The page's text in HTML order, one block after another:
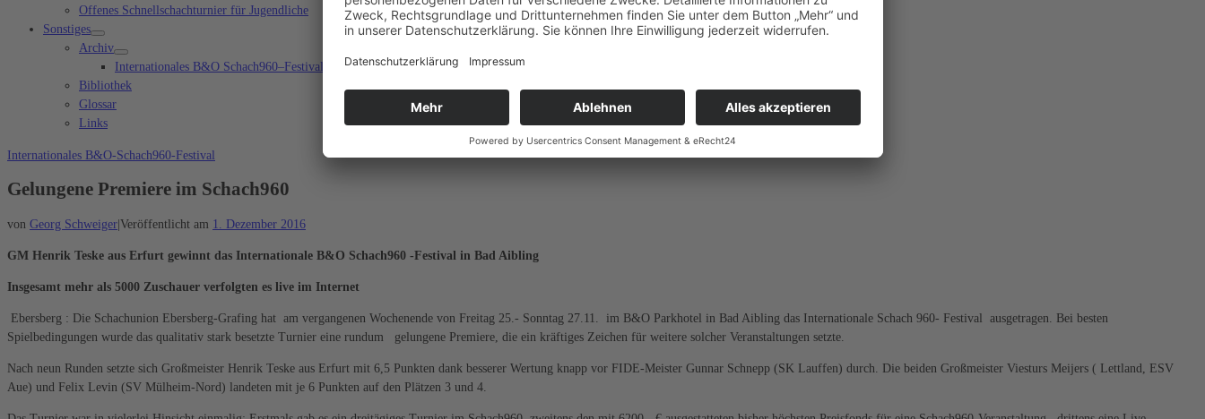
Offenes Schnellschachturnier für Jugendliche
Sonstiges
Archiv
Internationales B&O Schach960–Festival Bad Aibling
Bibliothek
Glossar
Links
Internationales B&O-Schach960-Festival
Gelungene Premiere im Schach960
von Georg Schweiger|Veröffentlicht am 1. Dezember 2016
GM Henrik Teske aus Erfurt gewinnt das Internationale B&O Schach960 -Festival in Bad Aibling
Insgesamt mehr als 5000 Zuschauer verfolgten es live im Internet
Ebersberg : Die Schachunion Ebersberg-Grafing hat am vergangenen Wochenende von Freitag 25.- Sonntag 27.11. im B&O Parkhotel in Bad Aibling das Internationale Schach 960- Festival ausgetragen. Bei besten
Spielbedingungen wurde das qualitativ stark besetzte Turnier eine rundum gelungene Premiere, die ein kräftiges Zeichen für weitere solcher Veranstaltungen setzte.
Nach neun Runden setzte sich Großmeister Henrik Teske aus Erfurt mit 6,5 Punkten dank besserer Wertung knapp vor FIDE-Meister Gunnar Schnepp (SK Lauffen) durch. Die beiden Großmeister Viesturs Meijers ( Lettland, ESV
Aue) und Felix Levin (SV Mülheim-Nord) landeten mit je 6 Punkten auf den Plätzen 3 und 4.